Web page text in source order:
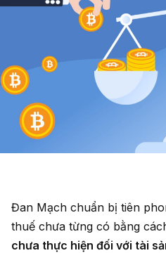
Đan Mạch chuẩn bị tiên
thuế chưa từng có bằng
chưa thực hiện đối với tài